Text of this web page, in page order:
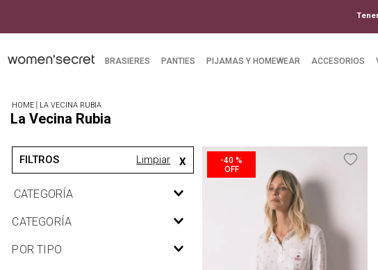
BRASIERES PANTIES PIJAMAS Y HOMEWEAR ACCESORIOS
LA VECINA RUBIA
La Vecina Rubia
LA VECINA RUBIA
Pijamas y homewear
CATEGORÍA
Pijamas largas
POR TIPO
-40 %